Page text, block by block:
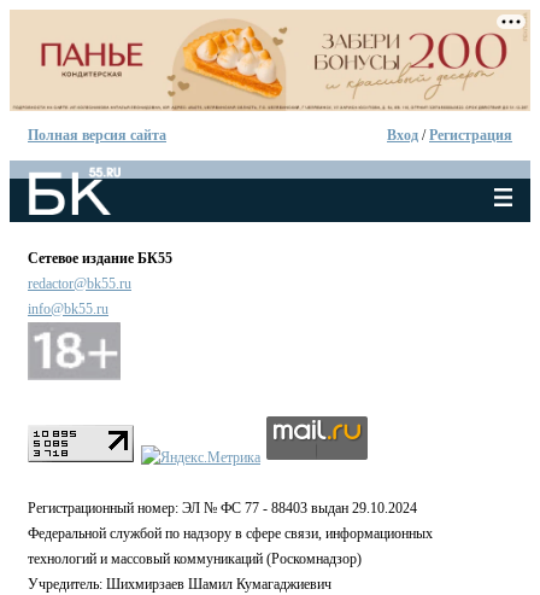
Полная версия сайта Вход /Регистрация
Сетевое издание БК55
redactor@bk55.ru
info@bk55.ru
Регистрационный номер: ЭЛ № ФС 77 - 88403 выдан 29.10.2024
Федеральной службой по надзору в сфере связи, информационных
технологий и массовый коммуникаций (Роскомнадзор)
Учредитель: Шихмирзаев Шамил Кумагаджиевич